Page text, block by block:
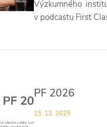
Výzkumného
v podcastu First
PF 2026
15. 12. 2025